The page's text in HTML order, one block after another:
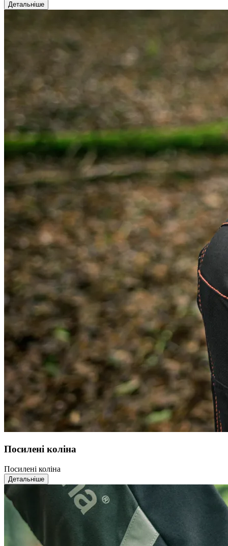
Детальніше
Посилені коліна
Посилені коліна
Детальніше